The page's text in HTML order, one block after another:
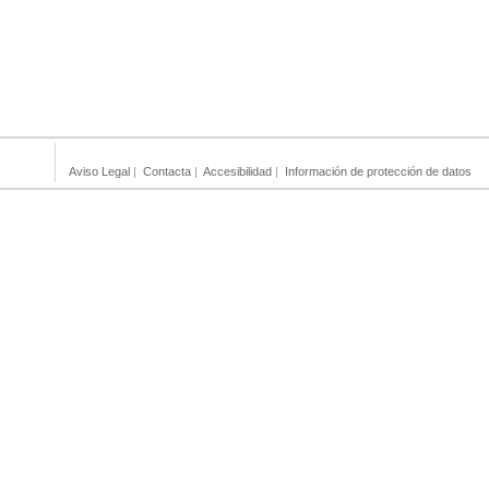
Aviso Legal | Contacta | Accesibilidad | Información de protección de datos